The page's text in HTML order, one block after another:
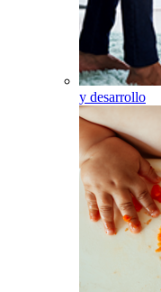
y desarrollo